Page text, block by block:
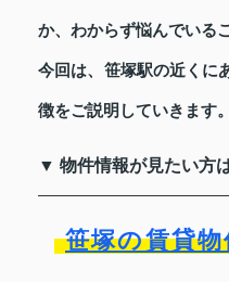
か、わからず悩んでいる
今回は、笹塚駅の近くに
徴をご説明していきます。
▼ 物件情報が見たい方
笹塚の賃貸